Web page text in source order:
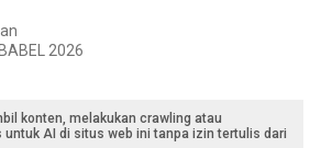
2026
konten, melakukan crawling atau
AI di situs web ini tanpa izin tertulis dari